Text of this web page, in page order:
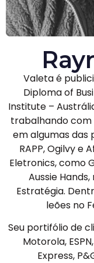
Valeta é
Diploma of
Institute –
trabalhando
em algumas das
RAPP, Ogilvy e
Eletronics, como
Aussie
Estratégia.
leões no
Seu portifólio de
Motorola,
Express,